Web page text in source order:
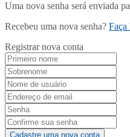
Uma nova senha será enviada
Recebeu uma nova senha? Faça
Registrar nova conta